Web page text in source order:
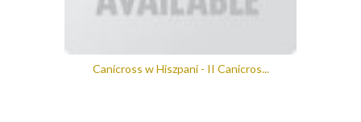
Canicross w Hiszpani - II Canicros...